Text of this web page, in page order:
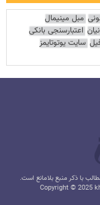
مبل مینیمال
اعتبارسنجی بانکی
سایت یوتوتایمز
با ذکر منبع بلامانع است.
Copyright © 2025